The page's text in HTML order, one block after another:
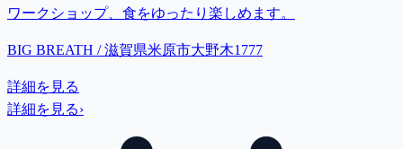
ワークショップ、食をゆったり楽しめます。
BIG BREATH / 滋賀県米原市大野木1777
詳細を見る
詳細を見る›